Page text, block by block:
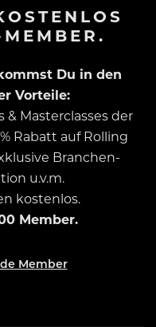
Du in den
Vorteile:
& Masterclasses der
Rabatt auf Rolling
Branchen-
u.v.m.
kostenlos.
Member.
Member